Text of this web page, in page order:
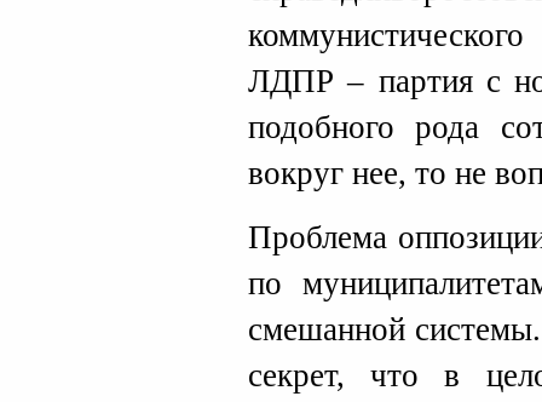
ЛДПР – партия с
подобного рода
вокруг нее, то не
Проблема
по
смешанной
секрет, что в